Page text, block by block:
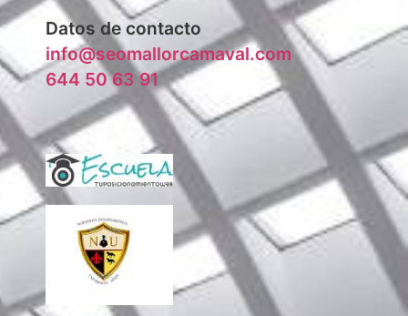
Datos de contacto
info@seomallorcamaval.com
644 50 63 91